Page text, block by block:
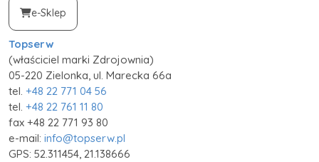
e-Sklep
Topserw
(właściciel marki Zdrojownia)
05-220 Zielonka, ul. Marecka 66a
tel. +48 22 771 04 56
tel. +48 22 761 11 80
fax +48 22 771 93 80
e-mail: info@topserw.pl
GPS: 52.311454, 21.138666